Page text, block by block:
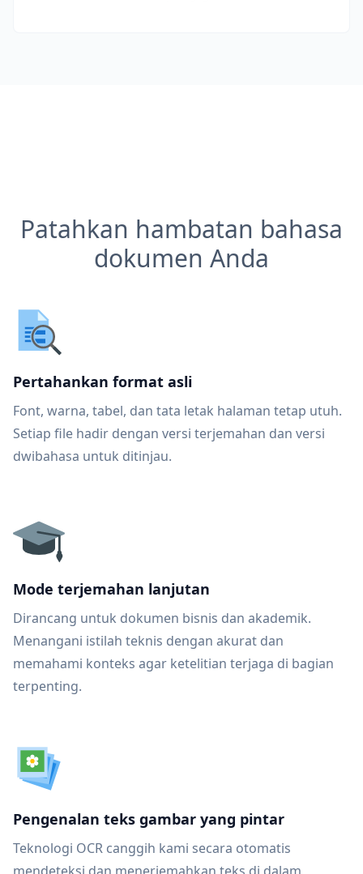
Patahkan hambatan bahasa
dokumen Anda
Pertahankan format asli
Font, warna, tabel, dan tata letak halaman tetap utuh.
Setiap file hadir dengan versi terjemahan dan versi
dwibahasa untuk ditinjau.
Mode terjemahan lanjutan
Dirancang untuk dokumen bisnis dan akademik.
Menangani istilah teknis dengan akurat dan
memahami konteks agar ketelitian terjaga di bagian
terpenting.
Pengenalan teks gambar yang pintar
Teknologi OCR canggih kami secara otomatis